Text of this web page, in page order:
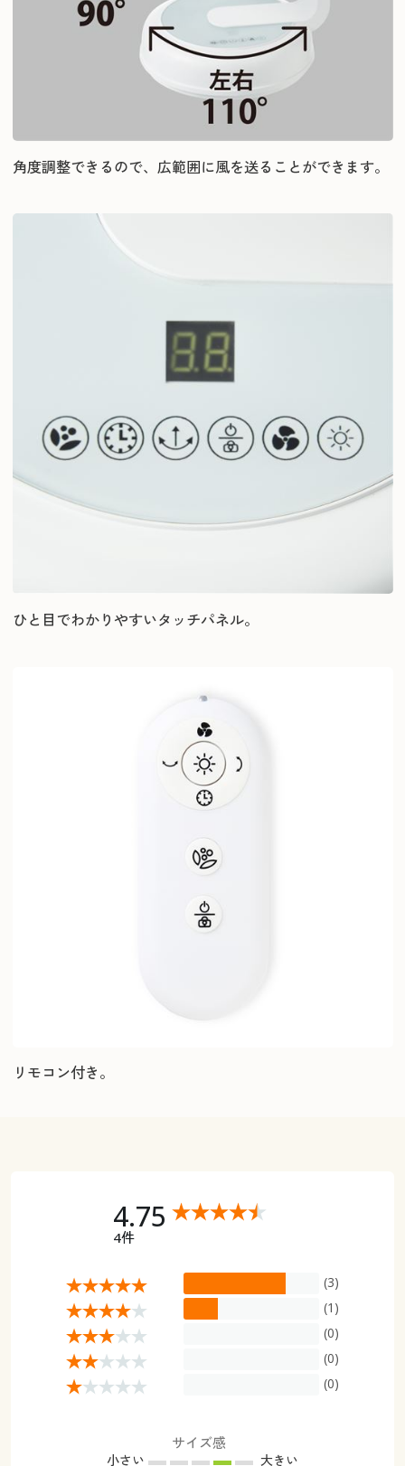
角度調整できるので、広範囲に風を送ることができます。
ひと目でわかりやすいタッチパネル。
リモコン付き。
4.75
4件
(3)
(1)
(0)
(0)
(0)
サイズ感
小さい 大きい